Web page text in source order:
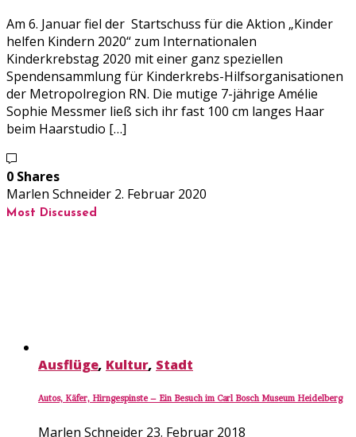
Am 6. Januar fiel der Startschuss für die Aktion „Kinder
helfen Kindern 2020“ zum Internationalen
Kinderkrebstag 2020 mit einer ganz speziellen
Spendensammlung für Kinderkrebs-Hilfsorganisationen
der Metropolregion RN. Die mutige 7-jährige Amélie
Sophie Messmer ließ sich ihr fast 100 cm langes Haar
beim Haarstudio […]
0 Shares
Marlen Schneider 2. Februar 2020
Most Discussed
Ausflüge, Kultur, Stadt
Autos, Käfer, Hirngespinste – Ein Besuch im Carl Bosch Museum Heidelberg
Marlen Schneider 23. Februar 2018